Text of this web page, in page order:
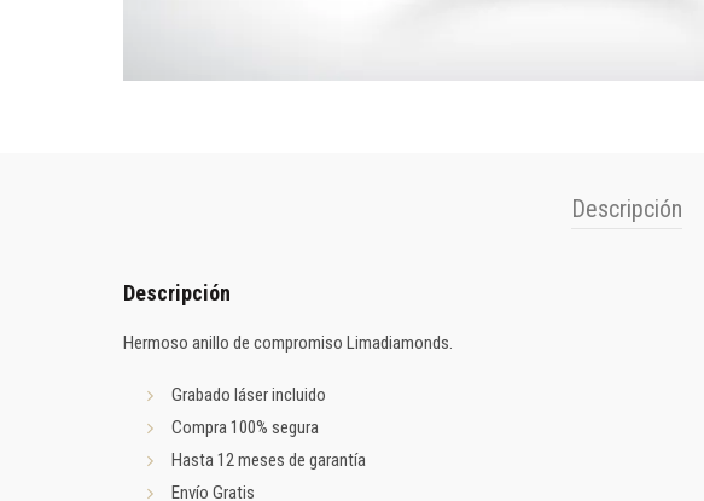
Descripción
Descripción
Hermoso anillo de compromiso Limadiamonds.
Grabado láser incluido
Compra 100% segura
Hasta 12 meses de garantía
Envío Gratis